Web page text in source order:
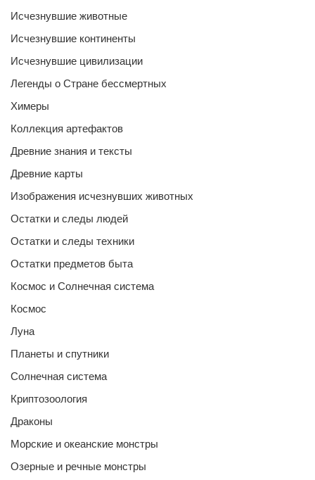
Исчезнувшие животные
Исчезнувшие континенты
Исчезнувшие цивилизации
Легенды о Стране бессмертных
Химеры
Коллекция артефактов
Древние знания и тексты
Древние карты
Изображения исчезнувших животных
Остатки и следы людей
Остатки и следы техники
Остатки предметов быта
Космос и Солнечная система
Космос
Луна
Планеты и спутники
Солнечная система
Криптозоология
Драконы
Морские и океанские монстры
Озерные и речные монстры